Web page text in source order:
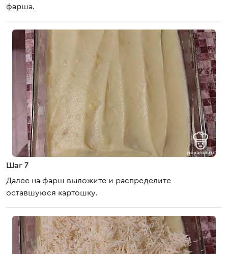
фарша.
Шаг 7
Далее на фарш выложите и распределите
оставшуюся картошку.